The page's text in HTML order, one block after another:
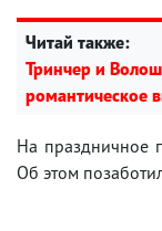
Читай также:
Тринчер и
романтическое
На праздничное
Об этом